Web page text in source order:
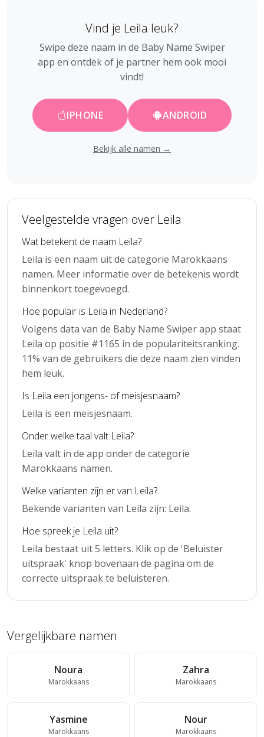
Vind je Leila leuk?
Swipe deze naam in de Baby Name Swiper
app en ontdek of je partner hem ook mooi
vindt!
IPHONE ANDROID
Bekijk alle namen →
Veelgestelde vragen over Leila
Wat betekent de naam Leila?
Leila is een naam uit de categorie Marokkaans
namen. Meer informatie over de betekenis wordt
binnenkort toegevoegd.
Hoe populair is Leila in Nederland?
Volgens data van de Baby Name Swiper app staat
Leila op positie #1165 in de populariteitsranking.
11% van de gebruikers die deze naam zien vinden
hem leuk.
Is Leila een jongens- of meisjesnaam?
Leila is een meisjesnaam.
Onder welke taal valt Leila?
Leila valt in de app onder de categorie
Marokkaans namen.
Welke varianten zijn er van Leila?
Bekende varianten van Leila zijn: Leila.
Hoe spreek je Leila uit?
Leila bestaat uit 5 letters. Klik op de 'Beluister
uitspraak' knop bovenaan de pagina om de
correcte uitspraak te beluisteren.
Vergelijkbare namen
Noura
Marokkaans
Zahra
Marokkaans
Yasmine
Marokkaans
Nour
Marokkaans